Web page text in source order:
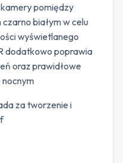
pomiędzy
białym w celu
wyświetlanego
dodatkowo poprawia
oraz prawidłowe
za tworzenie i